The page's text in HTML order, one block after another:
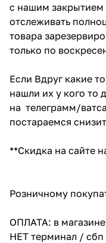
с нашим закрытием
отслеживать
товара
только по
Если Вдруг какие
нашли их у кого то
на телеграмм/
постараемся
**Скидка на сайте
Розничному
ОПЛАТА: в
НЕТ терминал /